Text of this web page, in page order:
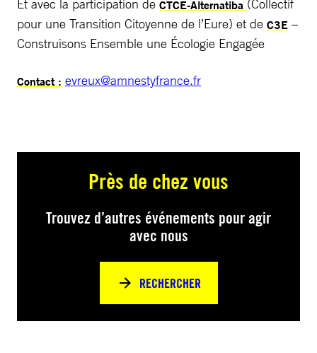
Et avec la participation de CTCE-Alternatiba (Collectif
pour une Transition Citoyenne de l’Eure) et de C3E –
Construisons Ensemble une Écologie Engagée
Contact : evreux@amnestyfrance.fr
Près de chez vous
Trouvez d’autres événements pour agir
avec nous
RECHERCHER